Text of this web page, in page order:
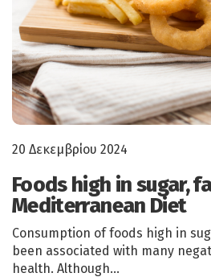
20 Δεκεμβρίου 2024
Foods high in sugar,
Mediterranean Diet
Consumption of foods high in
been associated with many
health. Although…